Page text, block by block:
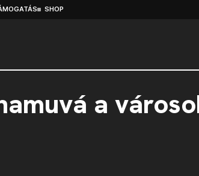
SHOP
a